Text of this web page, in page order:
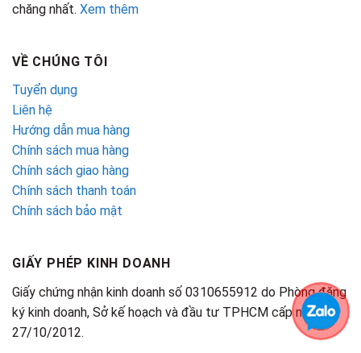
chăng nhất. Xem thêm
VỀ CHÚNG TÔI
Tuyển dụng
Liên hệ
Hướng dẫn mua hàng
Chính sách mua hàng
Chính sách giao hàng
Chính sách thanh toán
Chính sách bảo mật
GIẤY PHÉP KINH DOANH
Giấy chứng nhận kinh doanh số 0310655912 do Phòng đăng
ký kinh doanh, Sở kế hoạch và đầu tư TPHCM cấp ngày
27/10/2012.